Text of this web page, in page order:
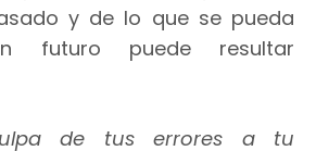
y de lo que se pueda
futuro puede resultar
de tus errores a tu